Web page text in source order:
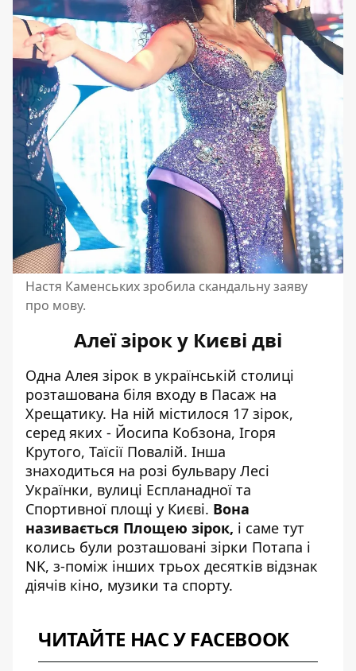
Настя Каменських зробила скандальну заяву
про мову.
Алеї зірок у Києві дві
Одна Алея зірок в українській столиці
розташована біля входу в Пасаж на
Хрещатику. На ній містилося 17 зірок,
серед яких - Йосипа Кобзона, Ігоря
Крутого, Таїсії Повалій. Інша
знаходиться на розі бульвару Лесі
Українки, вулиці Еспланадної та
Спортивної площі у Києві. Вона
називається Площею зірок, і саме тут
колись були розташовані зірки Потапа і
NK, з-поміж інших трьох десятків відзнак
діячів кіно, музики та спорту.
ЧИТАЙТЕ НАС У FACEBOOK